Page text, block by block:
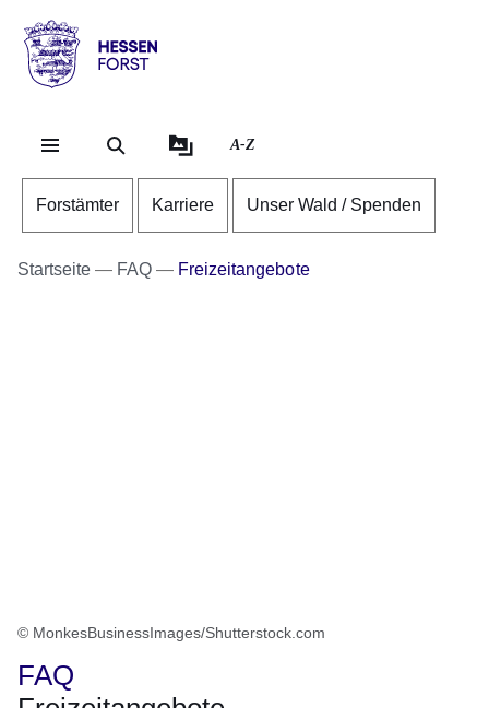
Hessen
Forst
A-Z
Forstämter Karriere Unser Wald / Spenden
Startseite FAQ Freizeitangebote
© MonkesBusinessImages/Shutterstock.com
FAQ